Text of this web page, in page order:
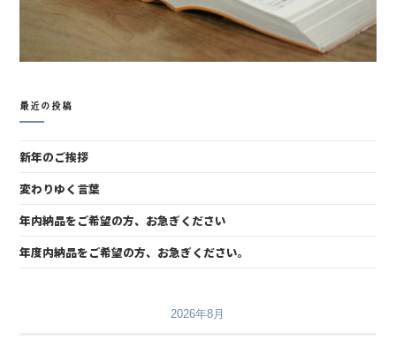
最近の投稿
新年のご挨拶
変わりゆく言葉
年内納品をご希望の方、お急ぎください
年度内納品をご希望の方、お急ぎください。
2026年8月